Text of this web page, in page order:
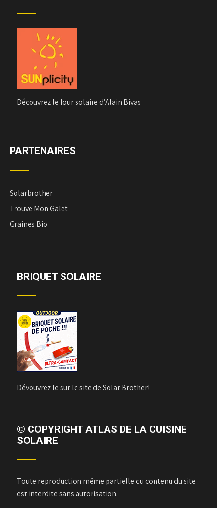
Découvrez le four solaire d’Alain Bivas
PARTENAIRES
Solarbrother
Trouve Mon Galet
Graines Bio
BRIQUET SOLAIRE
Dévouvrez le sur le site de Solar Brother!
© COPYRIGHT ATLAS DE LA CUISINE
SOLAIRE
Toute reproduction même partielle du contenu du site
est interdite sans autorisation.